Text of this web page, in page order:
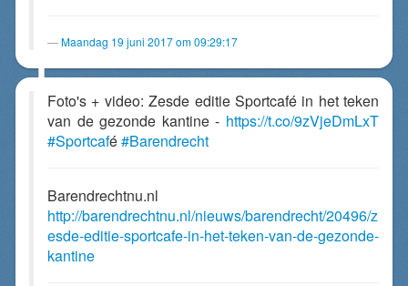
Maandag 19 juni 2017 om 09:29:17
Foto's + video: Zesde editie Sportcafé in het teken
van de gezonde kantine - https://t.co/9zVjeDmLxT
#Sportcafé#Barendrecht
Barendrechtnu.nl
http://barendrechtnu.nl/nieuws/barendrecht/20496/z
esde-editie-sportcafe-in-het-teken-van-de-gezonde-
kantine